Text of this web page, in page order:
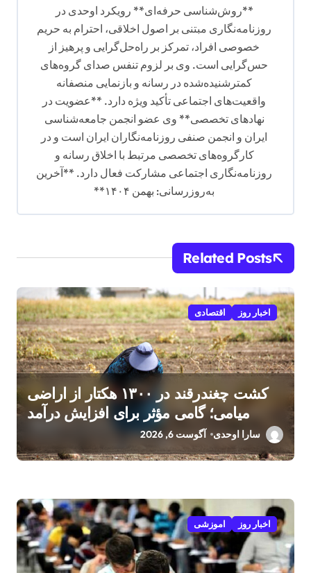
**روش‌شناسی حرفه‌ای** رویکرد اوحدی در
روزنامه‌نگاری مبتنی بر اصول اخلاقی، احترام به حریم
خصوصی افراد، تمرکز بر راه‌حل‌گرایی و پرهیز از
حس‌گرایی است. وی بر لزوم تنفس صدای گروه‌های
کمترشنیده‌شده در رسانه و بازنمایی منصفانه
واقعیت‌های اجتماعی تأکید ویژه دارد. **عضویت در
نهادهای تخصصی** وی عضو انجمن جامعه‌شناسی
ایران و انجمن صنفی روزنامه‌نگاران ایران است و در
کارگروه‌های تخصصی مرتبط با اخلاق رسانه و
روزنامه‌نگاری اجتماعی مشارکت فعال دارد. **آخرین
به‌روزرسانی: بهمن ۱۴۰۴**
Related Posts
اخبار روز اقتصادی
کشت چغندرقند در ۱۳۰۰ هکتار از اراضی
میامی؛ گامی مؤثر برای افزایش درآمد
سارا اوحدی آگوست 6, 2026
اخبار روز اموزشی